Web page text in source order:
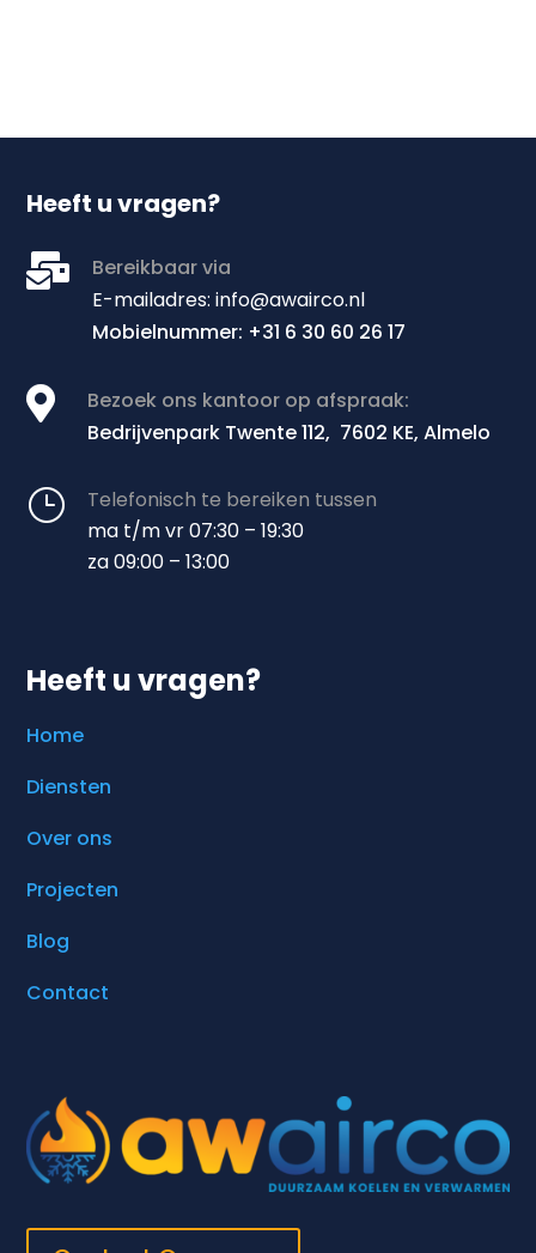
Heeft u vragen?

Bereikbaar via
E-mailadres: info@awairco.nl
Mobielnummer: +31 6 30 60 26 17

Bezoek ons kantoor op afspraak:
Bedrijvenpark Twente 112, 7602 KE, Almelo
}
Telefonisch te bereiken tussen
ma t/m vr 07:30 – 19:30
za 09:00 – 13:00
Heeft u vragen?
Home
Diensten
Over ons
Projecten
Blog
Contact